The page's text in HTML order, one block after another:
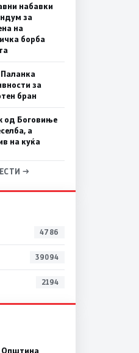
набавки
за
на
борба
за
бран
од Боговиње
а
на куќа
→
4786
39094
2194
Општина